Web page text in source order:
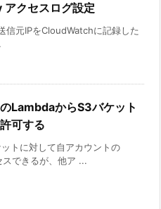
クセスログ設定
信元IPをCloudWatchに記録した
LambdaからS3バケット
可する
トに対して自アカウントの
できるが、他ア ...